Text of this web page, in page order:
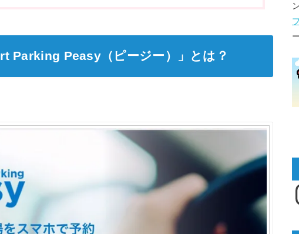
Parking Peasy（ピージー）」とは？